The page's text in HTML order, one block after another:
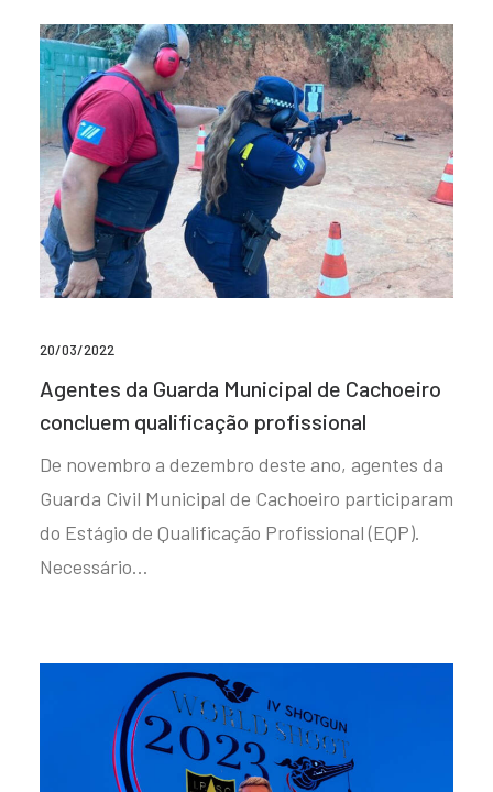
20/03/2022
Agentes da Guarda Municipal de Cachoeiro
concluem qualificação profissional
De novembro a dezembro deste ano, agentes da
Guarda Civil Municipal de Cachoeiro participaram
do Estágio de Qualificação Profissional (EQP).
Necessário…